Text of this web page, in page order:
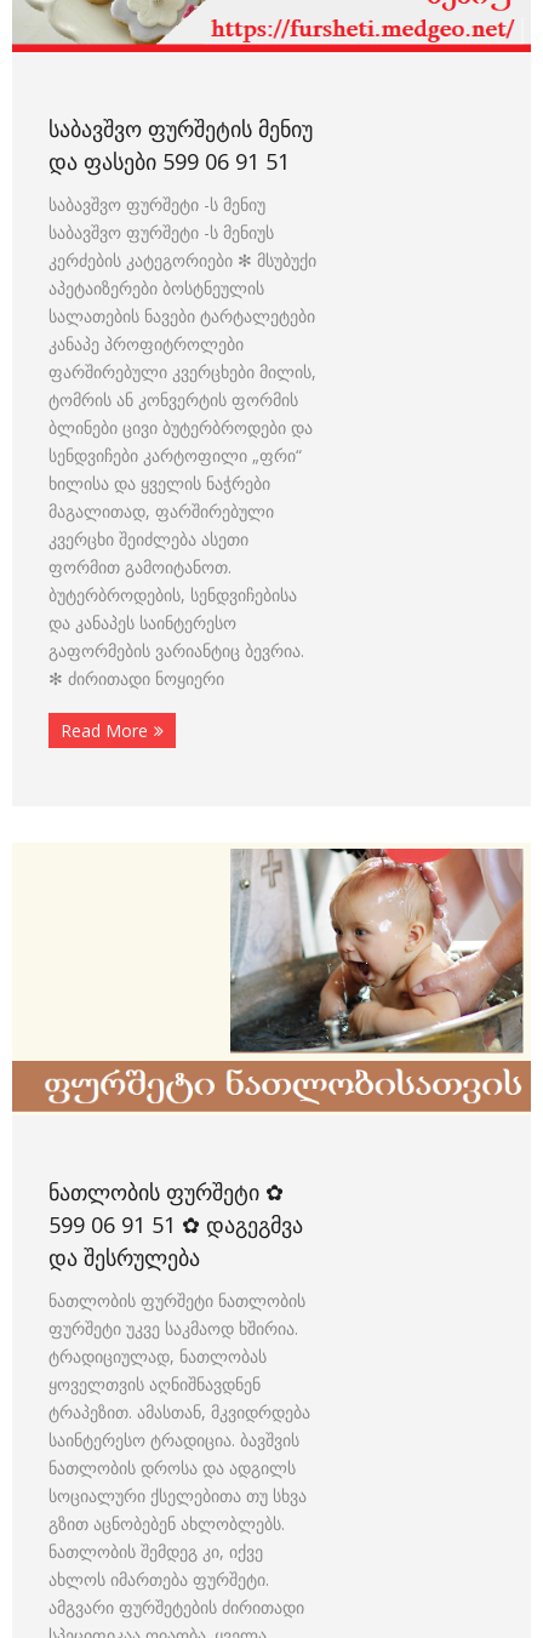
ᲡᲐᲑᲐᲕᲨᲕᲝ ᲤᲣᲠᲨᲔᲢᲘᲡ ᲛᲔᲜᲘᲣ
ᲓᲐ ᲤᲐᲡᲔᲑᲘ 599 06 91 51
საბავშვო ფურშეტი -ს მენიუ
საბავშვო ფურშეტი -ს მენიუს
კერძების კატეგორიები ✻ მსუბუქი
აპეტაიზერები ბოსტნეულის
სალათების ნავები ტარტალეტები
კანაპე პროფიტროლები
ფარშირებული კვერცხები მილის,
ტომრის ან კონვერტის ფორმის
ბლინები ცივი ბუტერბროდები და
სენდვიჩები კარტოფილი „ფრი“
ხილისა და ყველის ნაჭრები
მაგალითად, ფარშირებული
კვერცხი შეიძლება ასეთი
ფორმით გამოიტანოთ.
ბუტერბროდების, სენდვიჩებისა
და კანაპეს საინტერესო
გაფორმების ვარიანტიც ბევრია.
✻ ძირითადი ნოყიერი
Read More
ᲜᲐᲗᲚᲝᲑᲘᲡ ᲤᲣᲠᲨᲔᲢᲘ ✿
599 06 91 51 ✿ ᲓᲐᲒᲔᲒᲛᲕᲐ
ᲓᲐ ᲨᲔᲡᲠᲣᲚᲔᲑᲐ
ნათლობის ფურშეტი ნათლობის
ფურშეტი უკვე საკმაოდ ხშირია.
ტრადიციულად, ნათლობას
ყოველთვის აღნიშნავდნენ
ტრაპეზით. ამასთან, მკვიდრდება
საინტერესო ტრადიცია. ბავშვის
ნათლობის დროსა და ადგილს
სოციალური ქსელებითა თუ სხვა
გზით აცნობებენ ახლობლებს.
ნათლობის შემდეგ კი, იქვე
ახლოს იმართება ფურშეტი.
ამგვარი ფურშეტების ძირითადი